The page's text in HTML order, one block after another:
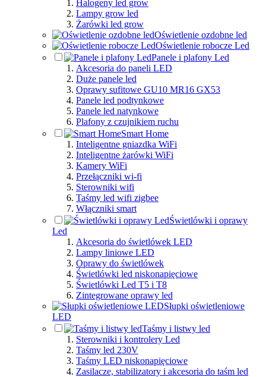
Halogeny led grow
Lampy grow led
Żarówki led grow
Oświetlenie ozdobne led
Oświetlenie robocze Led
Panele i plafony Led
Akcesoria do paneli LED
Duże panele led
Oprawy sufitowe GU10 MR16 GX53
Panele led podtynkowe
Panele led natynkowe
Plafony z czujnikiem ruchu
Smart Home
Inteligentne gniazdka WiFi
Inteligentne żarówki WiFi
Kamery WiFi
Przełączniki wi-fi
Sterowniki wifi
Taśmy led wifi zigbee
Włączniki smart
Świetlówki i oprawy
Led
Akcesoria do świetlówek LED
Lampy liniowe LED
Oprawy do świetlówek
Świetlówki led niskonapięciowe
Świetlówki Led T5 i T8
Zintegrowane oprawy led
Słupki oświetleniowe
LED
Taśmy i listwy led
Sterowniki i kontrolery Led
Taśmy led 230V
Taśmy LED niskonapięciowe
Zasilacze, stabilizatory i akcesoria do taśm led